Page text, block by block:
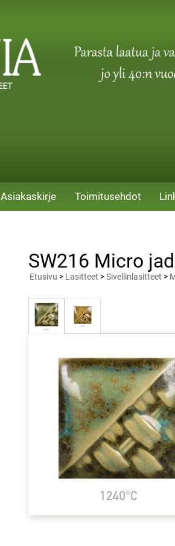
Asiakaskirje Toimitusehdot
SW216 Micro
Etusivu > Lasitteet >Sivellinlasitteet >